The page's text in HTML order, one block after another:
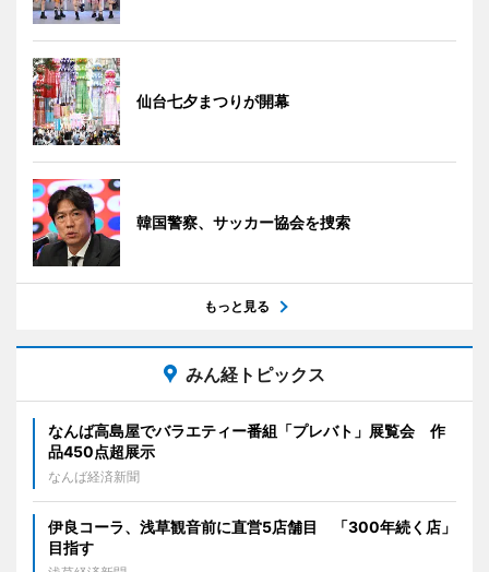
仙台七夕まつりが開幕
韓国警察、サッカー協会を捜索
もっと見る
みん経トピックス
なんば高島屋でバラエティー番組「プレバト」展覧会 作
品450点超展示
なんば経済新聞
伊良コーラ、浅草観音前に直営5店舗目 「300年続く店」
目指す